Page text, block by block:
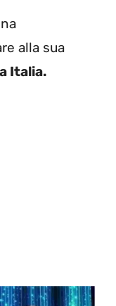
alla sua
Italia.